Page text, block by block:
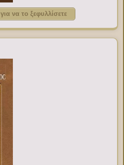
να το ξεφυλλίσετε